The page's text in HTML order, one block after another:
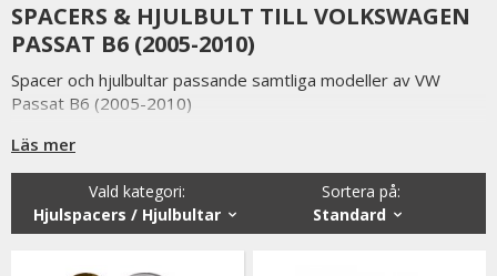
SPACERS & HJULBULT TILL VOLKSWAGEN
PASSAT B6 (2005-2010)
Spacer och hjulbultar passande samtliga modeller av VW
Passat B6 (2005-2010)
Uppgradera din bils utseende och ge den en aggresivare
Spacer används för att öka spårvidden samt ge bilen bättre
Läs mer
Sortera på:
Standard
Vald kategori:
Hjulspacers / Hjulbultar